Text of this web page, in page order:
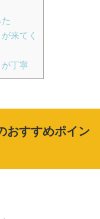
来てく
丁寧
おすすめポイン